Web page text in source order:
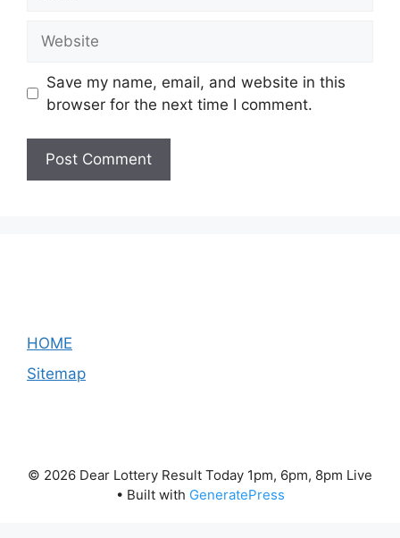
Save my name, email, and website in this
browser for the next time I comment.
HOME
Sitemap
© 2026 Dear Lottery Result Today 1pm, 6pm, 8pm Live
• Built with GeneratePress